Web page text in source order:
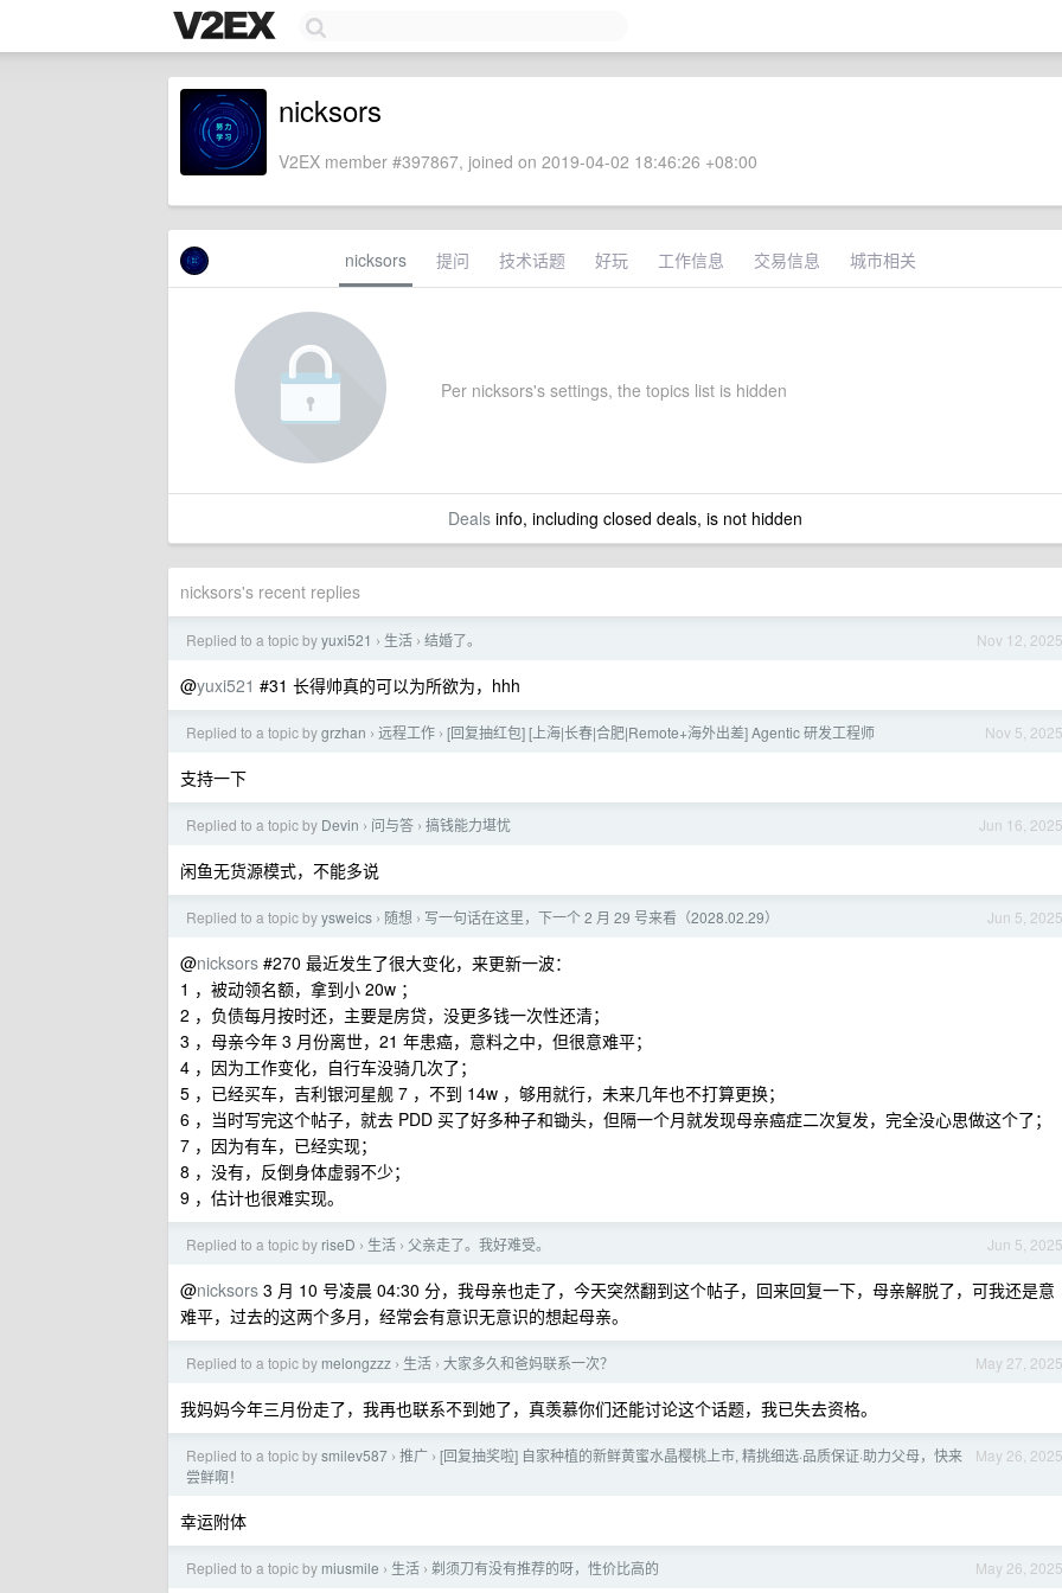
nicksors
V2EX member #397867, joined on 2019-04-02 18:46:26 +08:00
nicksors 提问 技术话题 好玩 工作信息 交易信息 城市相关
Per nicksors's settings, the topics list is hidden
Dealsinfo, including closed deals, is not hidden
nicksors's recent replies
Nov 12, 2025
Replied to a topic byyuxi521 › 生活 › 结婚了。
@yuxi521 #31 长得帅真的可以为所欲为，hhh
Nov 5, 2025
Replied to a topic bygrzhan › 远程工作 › [回复抽红包] [上海|长春|合肥|Remote+海外出差] Agentic 研发工程师
支持一下
Jun 16, 2025
Replied to a topic by Devin › 问与答 › 搞钱能力堪忧
闲鱼无货源模式，不能多说
Jun 5, 2025
Replied to a topic byysweics › 随想 › 写一句话在这里，下一个 2 月 29 号来看（2028.02.29）
@nicksors #270 最近发生了很大变化，来更新一波：
1 ，被动领名额，拿到小 20w ；
2 ，负债每月按时还，主要是房贷，没更多钱一次性还清；
3 ，母亲今年 3 月份离世，21 年患癌，意料之中，但很意难平；
4 ，因为工作变化，自行车没骑几次了；
5 ，已经买车，吉利银河星舰 7 ，不到 14w ，够用就行，未来几年也不打算更换；
6 ，当时写完这个帖子，就去 PDD 买了好多种子和锄头，但隔一个月就发现母亲癌症二次复发，完全没心思做这个了；
7 ，因为有车，已经实现；
8 ，没有，反倒身体虚弱不少；
9 ，估计也很难实现。
Jun 5, 2025
Replied to a topic by riseD › 生活 › 父亲走了。我好难受。
@nicksors 3 月 10 号凌晨 04:30 分，我母亲也走了，今天突然翻到这个帖子，回来回复一下，母亲解脱了，可我还是意
难平，过去的这两个多月，经常会有意识无意识的想起母亲。
May 27, 2025
Replied to a topic by melongzzz › 生活 › 大家多久和爸妈联系一次？
我妈妈今年三月份走了，我再也联系不到她了，真羡慕你们还能讨论这个话题，我已失去资格。
May 26, 2025
Replied to a topic bysmilev587 › 推广 › [回复抽奖啦] 自家种植的新鲜黄蜜水晶樱桃上市, 精挑细选·品质保证·助力父母，快来
尝鲜啊！
幸运附体
May 26, 2025
Replied to a topic by miusmile › 生活 › 剃须刀有没有推荐的呀，性价比高的